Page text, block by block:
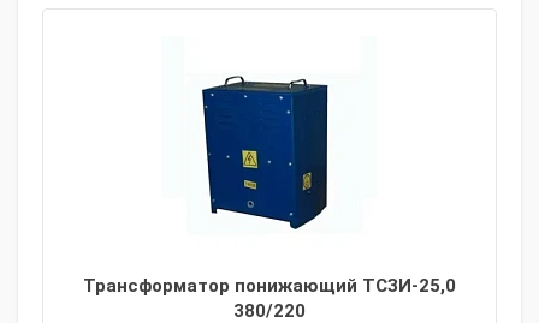
Трансформатор понижающий ТСЗИ-25,0
380/220